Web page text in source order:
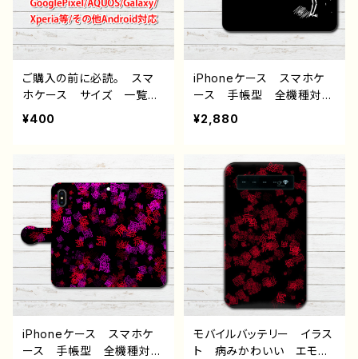
ご購入の前に必読。 スマ
ホケース サイズ 一覧
選び方 iPhoneケース A
eria GooglePixel AQ
ル etc. 手帳型 全機種
対応
¥400
iPhoneケース スマホケ
ース 手帳型 全機種対
応 イラスト おしゃれ
病みかわいい メンヘラ
15/14/13/12/11 AQUOS
Xperia Googlepixel Ga
laxy Android アンドロ
イド ケース 個性的 お
すすめ 人気 イラストレ
ーター クリエイター 絵
師 オリジナル デザイ
ン グッズ タイトル：棒人
間さん〜パターン2〜 作：
チノリ
¥2,880
iPhoneケース スマホケ
ース 手帳型 全機種対
モバイルバッテリー イラス
ト 病みかわいい エモ